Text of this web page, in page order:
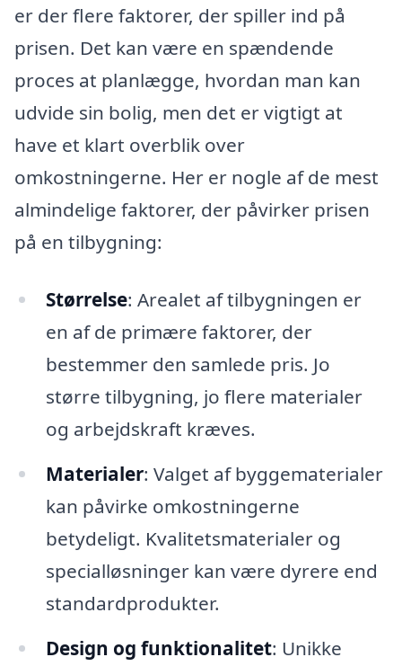
er der flere faktorer, der spiller ind på
prisen. Det kan være en spændende
proces at planlægge, hvordan man kan
udvide sin bolig, men det er vigtigt at
have et klart overblik over
omkostningerne. Her er nogle af de mest
almindelige faktorer, der påvirker prisen
på en tilbygning:
Størrelse: Arealet af tilbygningen er
en af de primære faktorer, der
bestemmer den samlede pris. Jo
større tilbygning, jo flere materialer
og arbejdskraft kræves.
Materialer: Valget af byggematerialer
kan påvirke omkostningerne
betydeligt. Kvalitetsmaterialer og
specialløsninger kan være dyrere end
standardprodukter.
Design og funktionalitet: Unikke